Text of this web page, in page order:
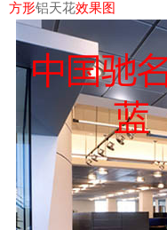
方形铝天花效果图